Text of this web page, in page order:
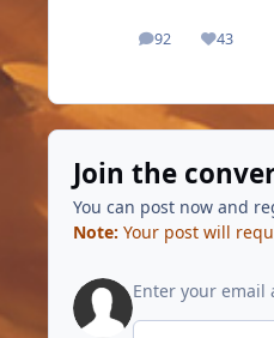
92
posts 43
Join the
You can post now and
Note: Your post will